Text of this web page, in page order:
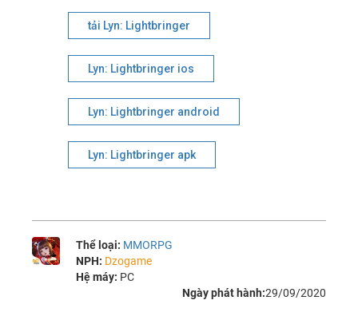
tải Lyn: Lightbringer
Lyn: Lightbringer ios
Lyn: Lightbringer android
Lyn: Lightbringer apk
Thể loại: MMORPG
NPH: Dzogame
Hệ máy: PC
Ngày phát hành:29/09/2020